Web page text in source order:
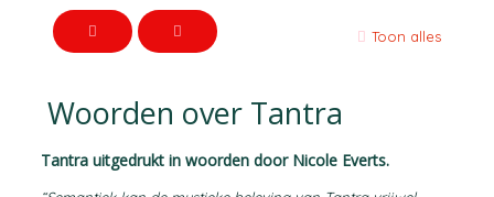
Toon alles
Woorden over Tantra
Tantra uitgedrukt in woorden door Nicole Everts.